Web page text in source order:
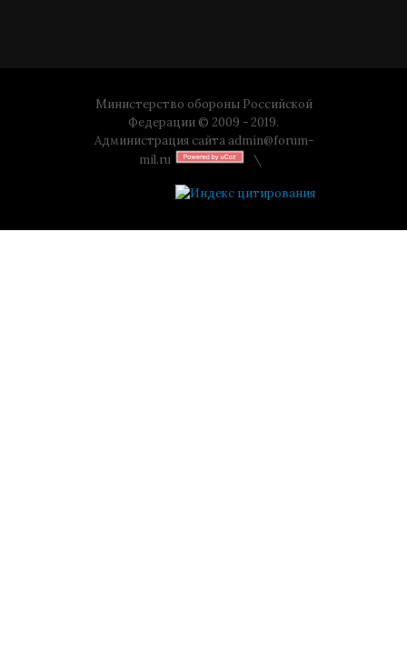
Министерство обороны Российской
Федерации © 2009 - 2019.
Администрация сайта admin@forum-
mil.ru